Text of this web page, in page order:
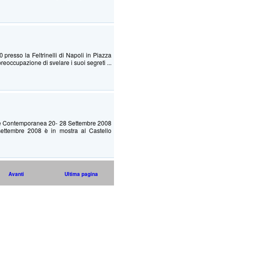
presso la Feltrinelli di Napoli in Piazza
di svelare i suoi segreti ...
20- 28 Settembre 2008
2008 è in mostra al Castello
Avanti Ultima pagina